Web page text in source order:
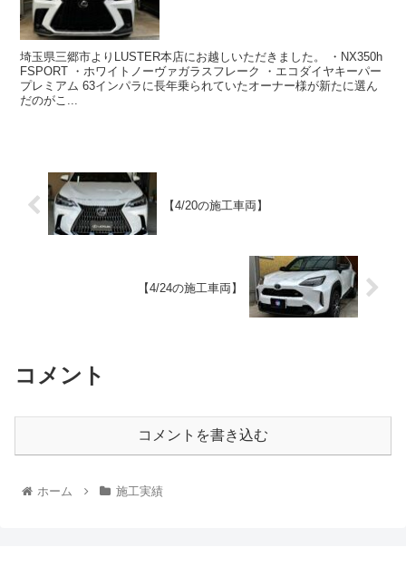
埼玉県三郷市よりLUSTER本店にお越しいただきました。 ・NX350h
FSPORT ・ホワイトノーヴァガラスフレーク ・エコダイヤキーパー
プレミアム 63インパラに長年乗られていたオーナー様が新たに選ん
だのがこ...
【4/20の施工車両】
【4/24の施工車両】
コメント
コメントを書き込む
ホーム 施工実績